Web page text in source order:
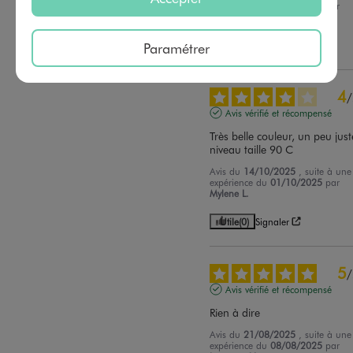
par
Gabrielle D.
4/
Avis vérifié et récompensé
Très belle couleur, un peu
niveau taille 90 C
Avis du 14/10/2025 , suite à une
expérience du01/10/2025 par
Mylene L.
Utile(0) Signaler
5/
Avis vérifié et récompensé
Rien à dire
Avis du 21/08/2025 , suite à une
expérience du08/08/2025 par
Paramétrer